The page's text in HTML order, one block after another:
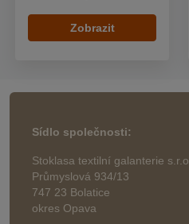
Zobrazit
Sídlo společnosti:
Stoklasa textilní galanterie s.r.o.
Průmyslová 934/13
747 23 Bolatice
okres Opava